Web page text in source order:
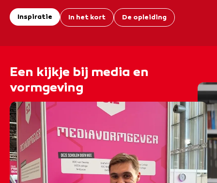
Inspiratie In het kort De opleiding
Een kijkje bij media en
vormgeving